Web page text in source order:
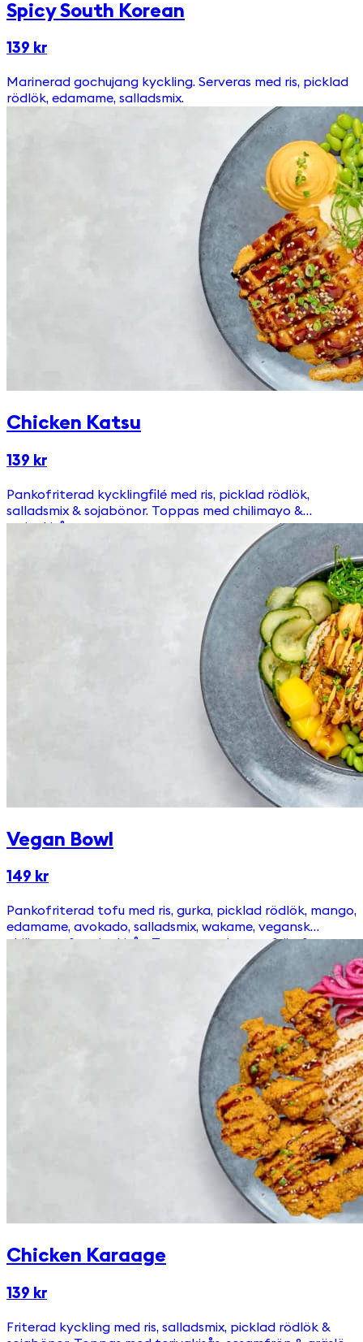
Spicy South Korean
139 kr
Marinerad gochujang kyckling. Serveras med ris, picklad
rödlök, edamame, salladsmix.
Chicken Katsu
139 kr
Pankofriterad kycklingfilé med ris, picklad rödlök,
salladsmix & sojabönor. Toppas med chilimayo &
teriyakisås.
Vegan Bowl
149 kr
Pankofriterad tofu med ris, gurka, picklad rödlök, mango,
edamame, avokado, salladsmix, wakame, vegansk
chilimayo & teriyakisås. Toppas med sesamfrön &
Chicken Karaage
139 kr
Friterad kyckling med ris, salladsmix, picklad rödlök &